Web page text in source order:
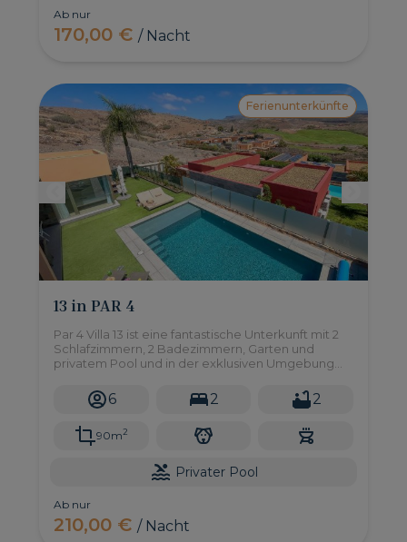
Ab nur
170,00 €/ Nacht
Ferienunterkünfte
13 in PAR 4
Par 4 Villa 13 ist eine fantastische Unterkunft mit 2
Schlafzimmern, 2 Badezimmern, Garten und
privatem Pool und in der exklusiven Umgebung
Canaria. 6 2 2
90m2
Privater Pool
Ab nur
210,00 €/ Nacht